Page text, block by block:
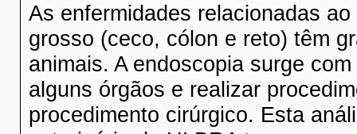
As enfermidades relacionadas
grosso (ceco, cólon e reto) têm
animais. A endoscopia surge
alguns órgãos e realizar
procedimento cirúrgico. Esta